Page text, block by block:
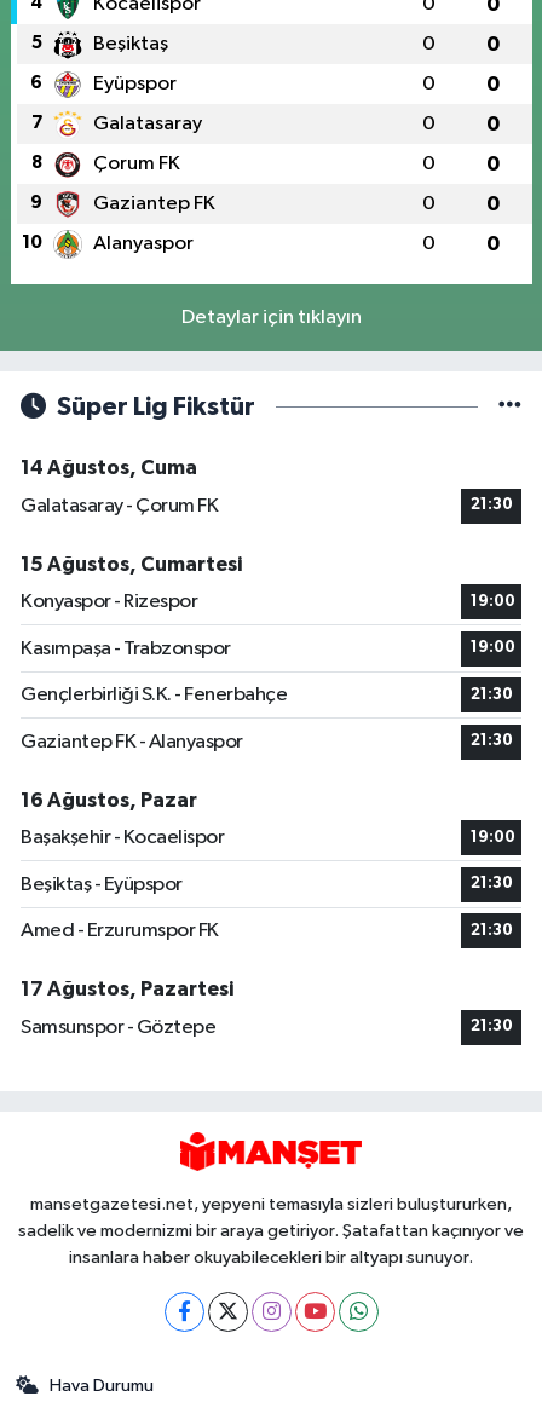
Kocaelispor 0 0
5 Beşiktaş 0 0
6 Eyüpspor 0 0
7 Galatasaray 0 0
8 Çorum FK 0 0
9 Gaziantep FK 0 0
10 Alanyaspor 0 0
Detaylar için tıklayın
Süper Lig Fikstür
14 Ağustos, Cuma
Galatasaray - Çorum FK
21:30
15 Ağustos, Cumartesi
Konyaspor - Rizespor
19:00
Kasımpaşa - Trabzonspor 19:00
Gençlerbirliği S.K. - Fenerbahçe 21:30
Gaziantep FK - Alanyaspor 21:30
16 Ağustos, Pazar
Başakşehir - Kocaelispor
19:00
Beşiktaş - Eyüpspor 21:30
Amed - Erzurumspor FK 21:30
17 Ağustos, Pazartesi
Samsunspor - Göztepe
21:30
mansetgazetesi.net, yepyeni temasıyla sizleri buluştururken,
sadelik ve modernizmi bir araya getiriyor. Şatafattan kaçınıyor ve
insanlara haber okuyabilecekleri bir altyapı sunuyor.
Hava Durumu